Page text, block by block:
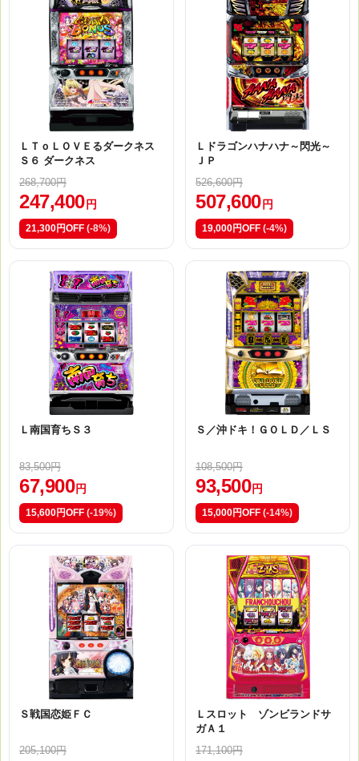
ＬＴｏＬＯＶＥるダークネス
Ｓ６ ダークネス
268,700円
247,400 円
21,300円OFF (-8%)
Ｌドラゴンハナハナ～閃光～
ＪＰ
526,600円
507,600 円
19,000円OFF (-4%)
Ｌ南国育ちＳ３
83,500円
67,900 円
15,600円OFF (-19%)
Ｓ／沖ドキ！ＧＯＬＤ／ＬＳ
108,500円
93,500 円
15,000円OFF (-14%)
Ｓ戦国恋姫ＦＣ
205,100円
Ｌスロット ゾンビランドサ
ガＡ１
171,100円